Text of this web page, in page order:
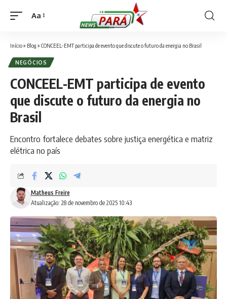
Font
Aa
Início» Blog » CONCEEL-EMT participa de evento que discute o futuro da energia no Brasil
NEGÓCIOS
CONCEEL-EMT participa de evento
que discute o futuro da energia no
Brasil
Encontro fortalece debates sobre justiça energética e matriz
elétrica no país
Atualização: 28 de novembro de 2025 10:43
Matheus Freire